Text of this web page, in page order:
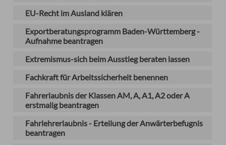
EU-Recht im Ausland klären
Exportberatungsprogramm Baden-Württemberg -
Aufnahme beantragen
Extremismus-sich beim Ausstieg beraten lassen
Fachkraft für Arbeitssicherheit benennen
Fahrerlaubnis der Klassen AM, A, A1, A2 oder A
erstmalig beantragen
Fahrlehrerlaubnis - Erteilung der Anwärterbefugnis
beantragen